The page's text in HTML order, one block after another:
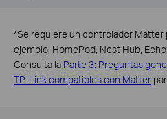
*Se requiere un controlador Matter
ejemplo, HomePod, Nest Hub,
Consulta la Parte 3: Preguntas
TP-Link compatibles con Matter